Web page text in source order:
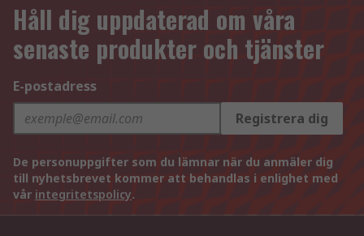
Håll dig uppdaterad om våra
senaste produkter och tjänster
E-postadress
Registrera dig
De personuppgifter som du lämnar när du anmäler dig
till nyhetsbrevet kommer att behandlas i enlighet med
vår integritetspolicy.